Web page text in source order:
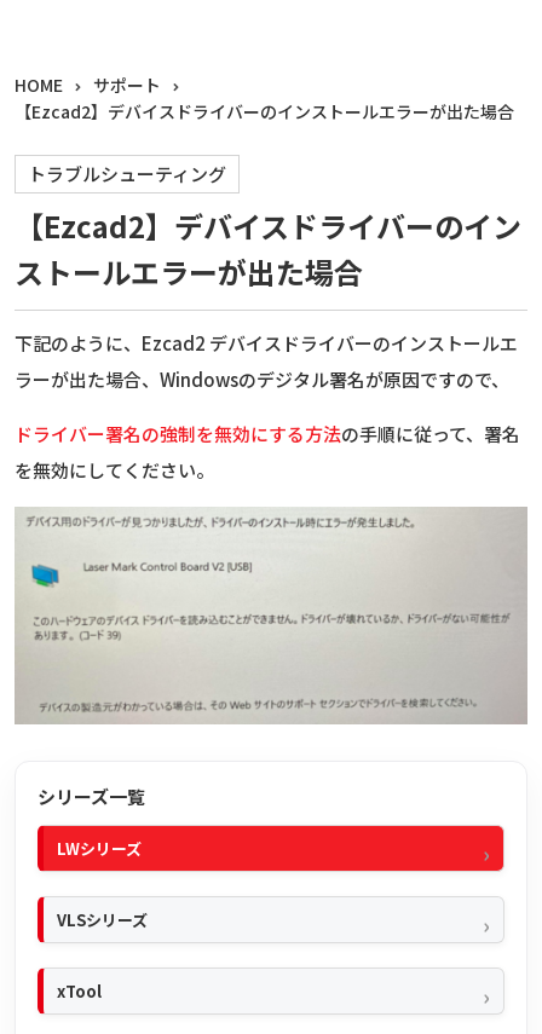
HOME
サポート
【Ezcad2】デバイスドライバーのインストールエラーが出た場合
トラブルシューティング
【Ezcad2】デバイスドライバーのイン
ストールエラーが出た場合
下記のように、Ezcad2 デバイスドライバーのインストールエ
ラーが出た場合、Windowsのデジタル署名が原因ですので、
ドライバー署名の強制を無効にする方法の手順に従って、署名
を無効にしてください。
シリーズ一覧
LWシリーズ
VLSシリーズ
xTool